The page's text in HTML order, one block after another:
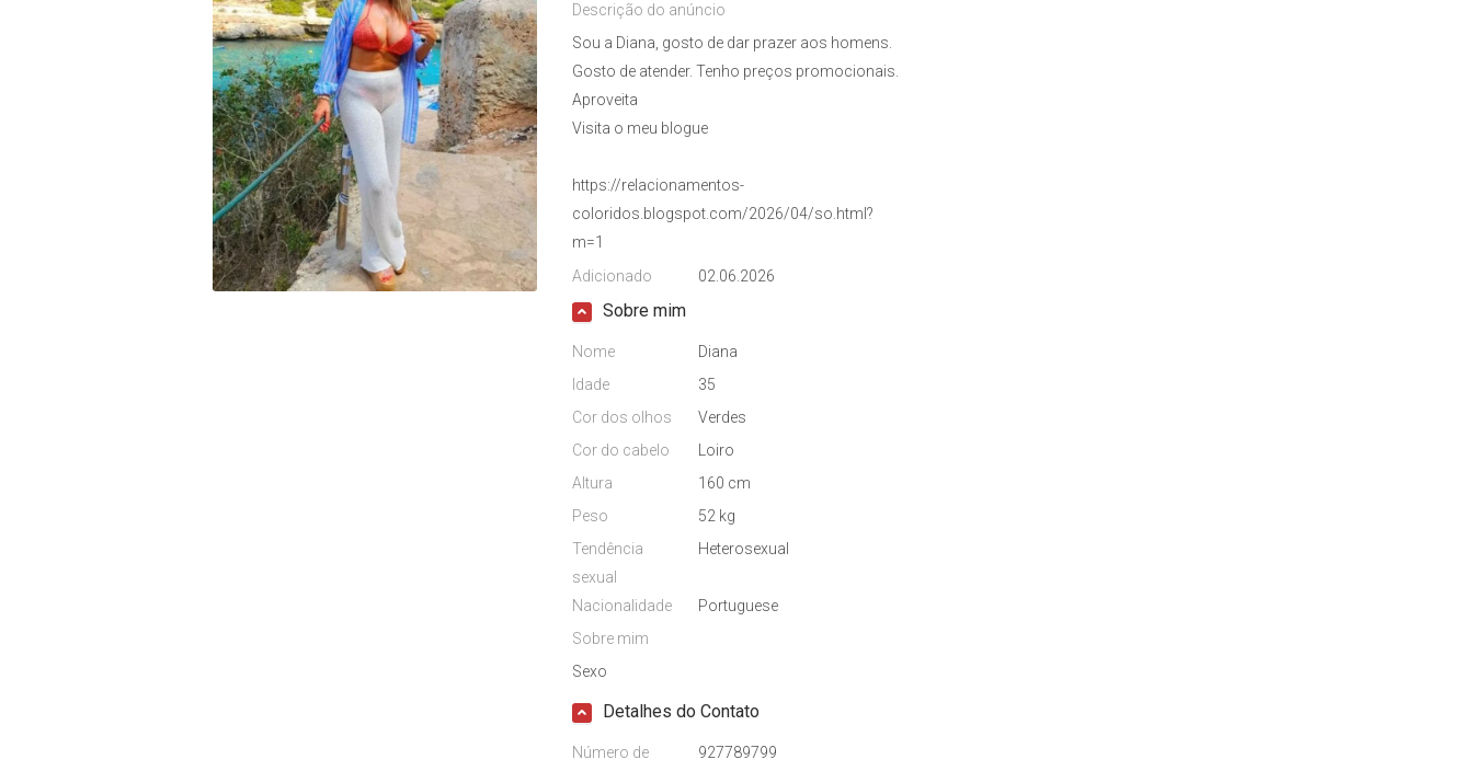
Descrição do anúncio
Sou a Diana, gosto de dar prazer aos homens.
Gosto de atender. Tenho preços promocionais.
Aproveita
Visita o meu blogue
https://relacionamentos-
coloridos.blogspot.com/2026/04/so.html?
m=1
Adicionado
02.06.2026
Sobre mim
Nome
Diana
Idade
35
Cor dos olhos
Verdes
Cor do cabelo
Loiro
Altura
160 cm
Peso
52 kg
Tendência
sexual
Heterosexual
Nacionalidade
Portuguese
Sobre mim
Sexo
Detalhes do Contato
Número de
927789799